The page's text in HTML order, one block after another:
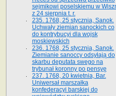
sejmikowi poselskiemu w
z 24 sierpnia t. r.
235. 1768, 25 stycznia, Sanok.
Uchwały ziemian sanockich co
do kontrybucyi dla wojsk
moskiewskich
236. 1768, 25 stycznia, Sanok.
Ziemianie sanoccy odsyłają do
skarbu deputata swego na
trybunał koronny po pensyę
237. 1768, 20 kwietnia, Bar.
Uniwersał marszałka
konfederacyi barskiej do